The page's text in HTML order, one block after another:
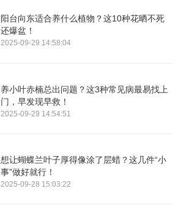
阳台向东适合养什么植物？这10种花晒不死
还爆盆！
2025-09-29 14:58:04
养小叶赤楠总出问题？这3种常见病最易找上
门，早发现早救！
2025-09-29 14:54:51
想让蝴蝶兰叶子厚得像涂了层蜡？这几件“小
事”做好就行！
2025-09-28 15:03:22